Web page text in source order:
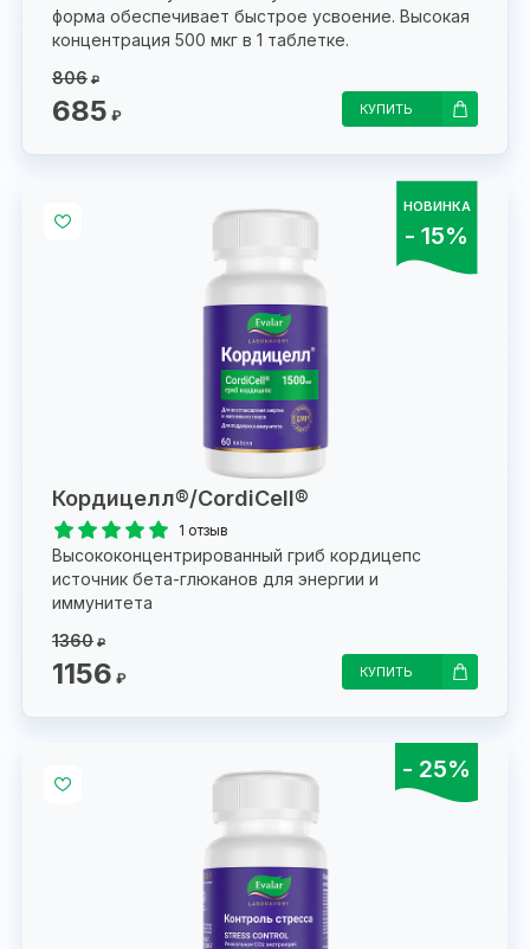
форма обеспечивает быстрое усвоение. Высокая
концентрация 500 мкг в 1 таблетке.
806 ₽
685 ₽ КУПИТЬ
НОВИНКА
- 15%
Кордицелл®/CordiCell®
1 отзыв
Высококонцентрированный гриб кордицепс
источник бета-глюканов для энергии и
иммунитета
1360 ₽
1156 ₽ КУПИТЬ
- 25%